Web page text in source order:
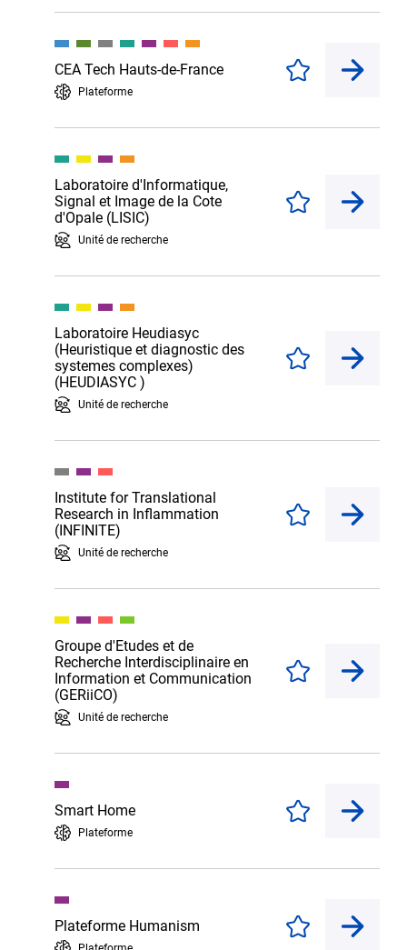
CEA Tech Hauts-de-France
Plateforme
Enregistrer
Laboratoire d'Informatique,
Signal et Image de la Cote
d'Opale (LISIC)
Unité de recherche
Enregistrer
Laboratoire Heudiasyc
(Heuristique et diagnostic des
systemes complexes)
(HEUDIASYC )
Unité de recherche
Enregistrer
Institute for Translational
Research in Inflammation
(INFINITE)
Unité de recherche
Enregistrer
Groupe d'Etudes et de
Recherche Interdisciplinaire en
Information et Communication
(GERiiCO)
Unité de recherche
Enregistrer
Smart Home
Plateforme
Enregistrer
Plateforme Humanism Enregistrer